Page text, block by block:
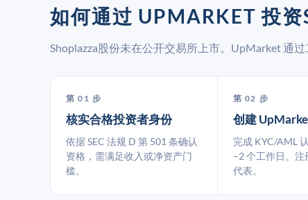
如何通过 UPMARKET 投
Shoplazza股份未在公开交易所上市。UpMarket 通
第 01 步
核实合格投资者身份
依据 SEC 法规 D 第 501 条确认
资格，需满足收入或净资产门
槛。
第 02 步
创建
完成 KYC/AML
–2 个工作日。注
代表。